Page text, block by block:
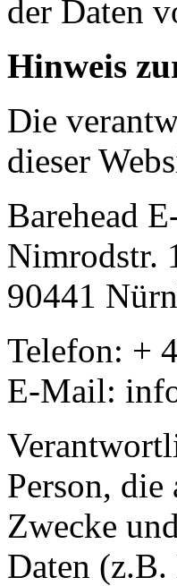
der Daten
Hinweis
Die
dieser
Barehead
Nimrodstr.
90441
Telefon: +
E-Mail:
Person,
Zwecke
Daten